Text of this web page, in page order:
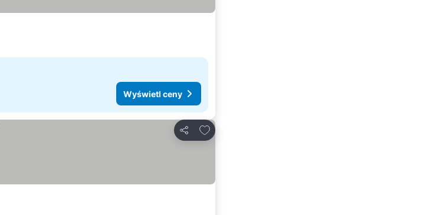
Wyświetl ceny
Udostępnij
Dodaj do ulubionych